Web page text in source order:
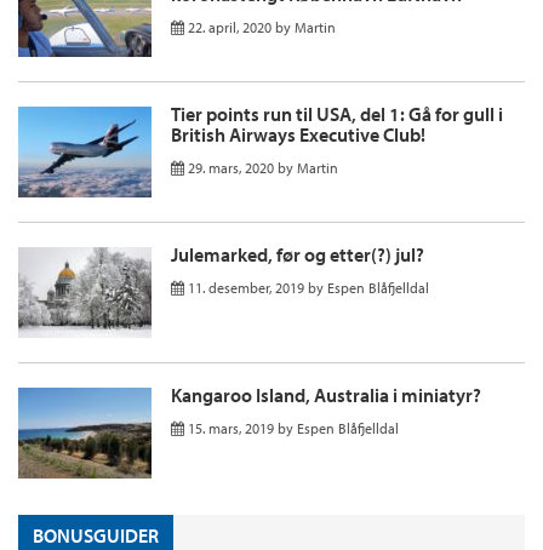
22. april, 2020 by Martin
Tier points run til USA, del 1: Gå for gull i
British Airways Executive Club!
29. mars, 2020 by Martin
Julemarked, før og etter(?) jul?
11. desember, 2019 by Espen Blåfjelldal
Kangaroo Island, Australia i miniatyr?
15. mars, 2019 by Espen Blåfjelldal
BONUSGUIDER